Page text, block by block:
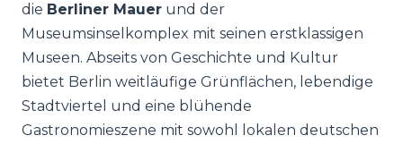
die Berliner Mauer und der
Museumsinselkomplex mit seinen erstklassigen
Museen. Abseits von Geschichte und Kultur
bietet Berlin weitläufige Grünflächen, lebendige
Stadtviertel und eine blühende
Gastronomieszene mit sowohl lokalen deutschen